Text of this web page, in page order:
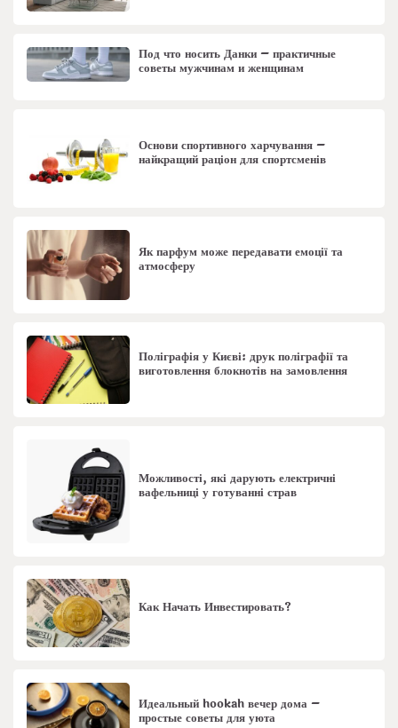
Под что носить Данки – практичные
советы мужчинам и женщинам
Основи спортивного харчування –
найкращий раціон для спортсменів
Як парфум може передавати емоції та
атмосферу
Поліграфія у Києві: друк поліграфії та
виготовлення блокнотів на замовлення
Можливості, які дарують електричні
вафельниці у готуванні страв
Как Начать Инвестировать?
Идеальный hookah вечер дома –
простые советы для уюта